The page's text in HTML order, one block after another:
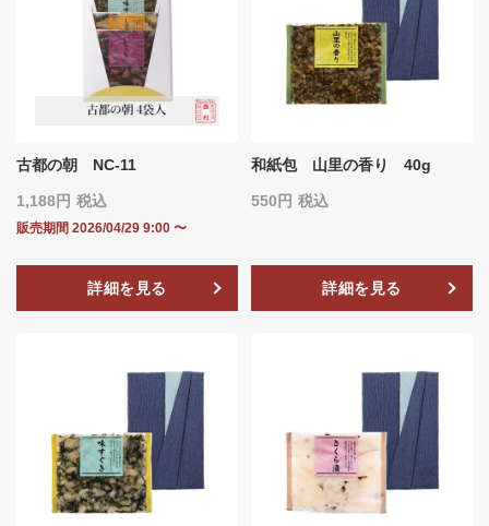
古都の朝 NC-11
1,188 税込
販売期間 2026/04/29 9:00 〜
詳細を見る
和紙包 山里の香り 40g
550 税込
詳細を見る